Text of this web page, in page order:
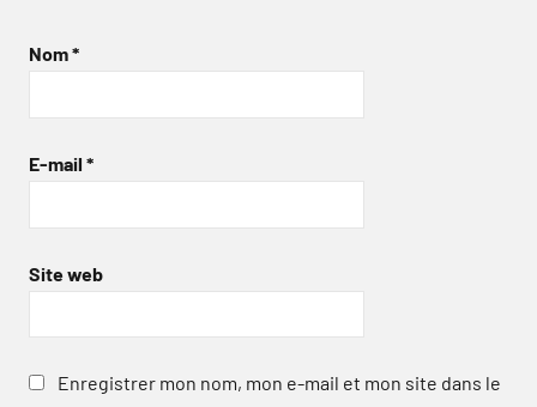
Nom*
E-mail *
Site web
Enregistrer mon nom, mon e-mail et mon site dans le